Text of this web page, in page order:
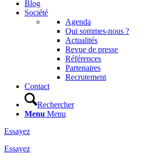
Blog
Société
Agenda
Qui sommes-nous ?
Actualités
Revue de presse
Références
Partenaires
Recrutement
Contact
Rechercher
Menu Menu
Essayez
Essayez